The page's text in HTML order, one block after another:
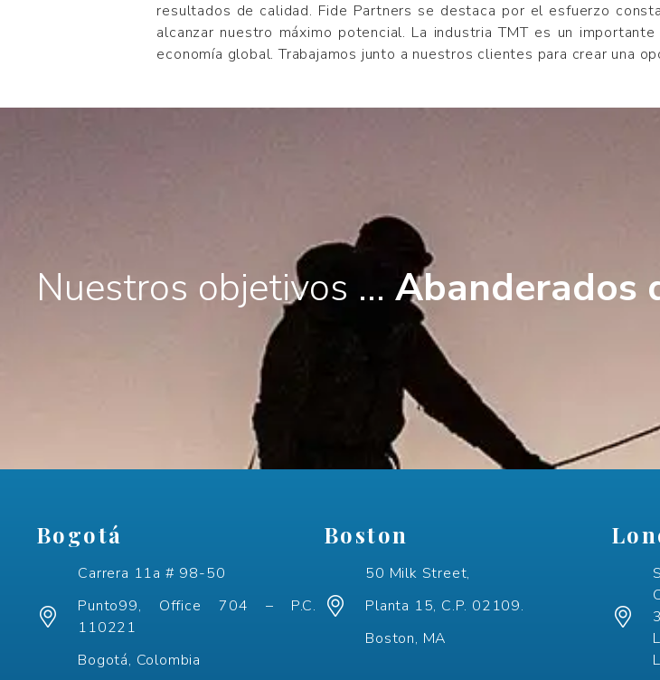
resultados de calidad. Fide Partners se destaca por el esfuerzo
alcanzar nuestro máximo potencial. La industria TMT es un
economía global. Trabajamos junto a nuestros clientes para crear una
Nuestros objetivos ... Aband
Bogotá
Carrera 11a # 98-50
Punto99, Office 704 – P.C.
110221
Bogotá, Colombia
Boston
50 Milk Street,
Planta 15, C.P. 02109.
Boston, MA